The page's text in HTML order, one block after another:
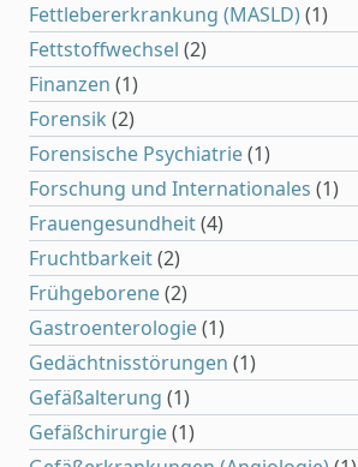
Fettlebererkrankung (MASLD)(1)
Fettstoffwechsel (2)
Finanzen (1)
Forensik (2)
Forensische Psychiatrie(1)
Forschung und Internationales (1)
Frauengesundheit(4)
Fruchtbarkeit(2)
Frühgeborene(2)
Gastroenterologie(1)
Gedächtnisstörungen (1)
Gefäßalterung (1)
Gefäßchirurgie(1)